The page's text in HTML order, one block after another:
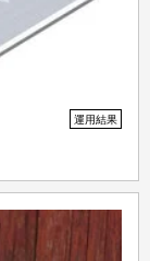
運用結果